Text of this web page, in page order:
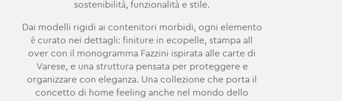
sostenibilità, funzionalità e stile.
Dai modelli rigidi ai contenitori morbidi, ogni elemento
è curato nei dettagli: finiture in ecopelle, stampa all
over con il monogramma Fazzini ispirata alle carte di
Varese, e una struttura pensata per proteggere e
organizzare con eleganza. Una collezione che porta il
concetto di home feeling anche nel mondo dello